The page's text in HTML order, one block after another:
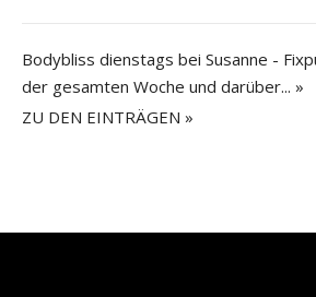
Bodybliss dienstags bei Susanne -
der gesamten Woche und darüber... »
ZU DEN EINTRÄGEN »